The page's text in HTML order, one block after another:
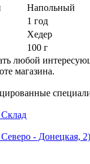
Напольный
1 год
Хедер
100 г
любой
магазина.
- Донецкая,